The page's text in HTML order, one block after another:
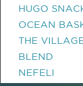
HUGO
OCEAN
THE
BLEND
NEFELI